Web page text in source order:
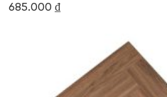
685.000 ₫